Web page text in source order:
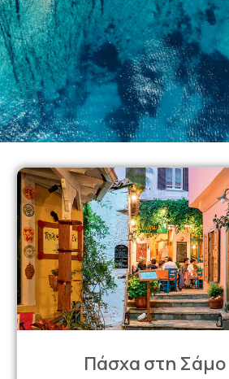
Πάσχα στη Σάμο